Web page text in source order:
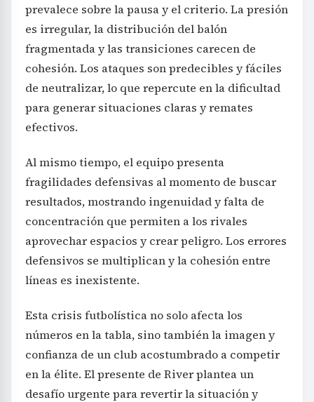
prevalece sobre la pausa y el criterio. La presión
es irregular, la distribución del balón
fragmentada y las transiciones carecen de
cohesión. Los ataques son predecibles y fáciles
de neutralizar, lo que repercute en la dificultad
para generar situaciones claras y remates
efectivos.
Al mismo tiempo, el equipo presenta
fragilidades defensivas al momento de buscar
resultados, mostrando ingenuidad y falta de
concentración que permiten a los rivales
aprovechar espacios y crear peligro. Los errores
defensivos se multiplican y la cohesión entre
líneas es inexistente.
Esta crisis futbolística no solo afecta los
números en la tabla, sino también la imagen y
confianza de un club acostumbrado a competir
en la élite. El presente de River plantea un
desafío urgente para revertir la situación y